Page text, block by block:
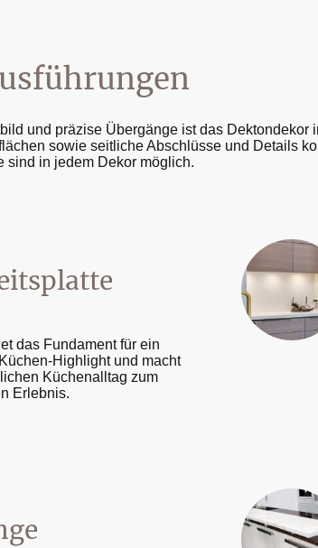
und präzise Übergänge ist das
sowie seitliche Abschlüsse und Details
sind in jedem Dekor möglich.
das Fundament für ein
Highlight und macht
Küchenalltag zum
Erlebnis.